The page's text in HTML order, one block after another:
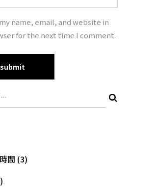
name, email, and website in
for the next time I comment.
間 (3)